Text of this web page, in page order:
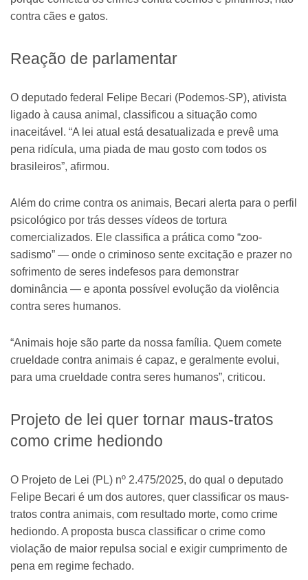
contra cães e gatos.
Reação de parlamentar
O deputado federal Felipe Becari (Podemos-SP), ativista
ligado à causa animal, classificou a situação como
inaceitável. “A lei atual está desatualizada e prevê uma
pena ridícula, uma piada de mau gosto com todos os
brasileiros”, afirmou.
Além do crime contra os animais, Becari alerta para o perfil
psicológico por trás desses vídeos de tortura
comercializados. Ele classifica a prática como “zoo-
sadismo” — onde o criminoso sente excitação e prazer no
sofrimento de seres indefesos para demonstrar
dominância — e aponta possível evolução da violência
contra seres humanos.
“Animais hoje são parte da nossa família. Quem comete
crueldade contra animais é capaz, e geralmente evolui,
para uma crueldade contra seres humanos”, criticou.
Projeto de lei quer tornar maus-tratos
como crime hediondo
O Projeto de Lei (PL) nº 2.475/2025, do qual o deputado
Felipe Becari é um dos autores, quer classificar os maus-
tratos contra animais, com resultado morte, como crime
hediondo. A proposta busca classificar o crime como
violação de maior repulsa social e exigir cumprimento de
pena em regime fechado.